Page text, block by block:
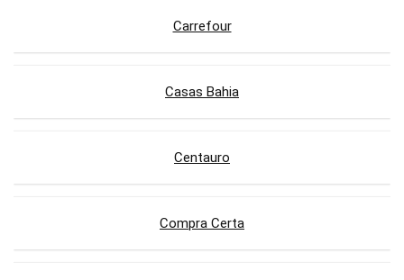
Carrefour
Casas Bahia
Centauro
Compra Certa